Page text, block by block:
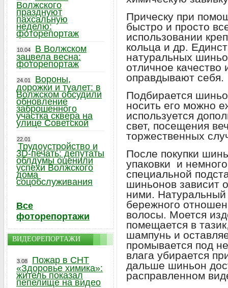
Прическу при
быстро и просто
использовании
кольца и др.
натуральных
отличное качество
оправдывают себя.
Подбирается
носить его можно
используется
свет, посещения
торжественных
После покупки
упаковки и
специальной
шиньонов зависит
ними. Натуральный
бережного
волосы. Моется
помещается в
шампунь и
промывается под
влага убирается
дальше шиньон
расправленном
Волжского
празднуют
пахсальную
неделю:
фоторепортаж
10.04
В Волжском
зацвела весна:
фоторепортаж
24.01
Вороны,
дорожки и туалет: в
Волжском обсудили
обновление
заброшенного
участка сквера на
улице Советской
22.01
Трудоустройство и
3D-печать: депутаты
облдумы оценили
успехи Волжского
дома
соцобслуживания
Все
фоторепортажи
ВИДЕОРЕПОРТАЖИ
3.08
Пожар в СНТ
«Здоровье химика»:
житель показал
пепелище на видео